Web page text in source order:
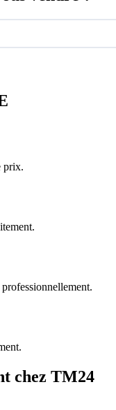
prix.
chez TM24